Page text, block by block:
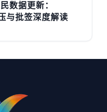
数据更新：
批签深度解读